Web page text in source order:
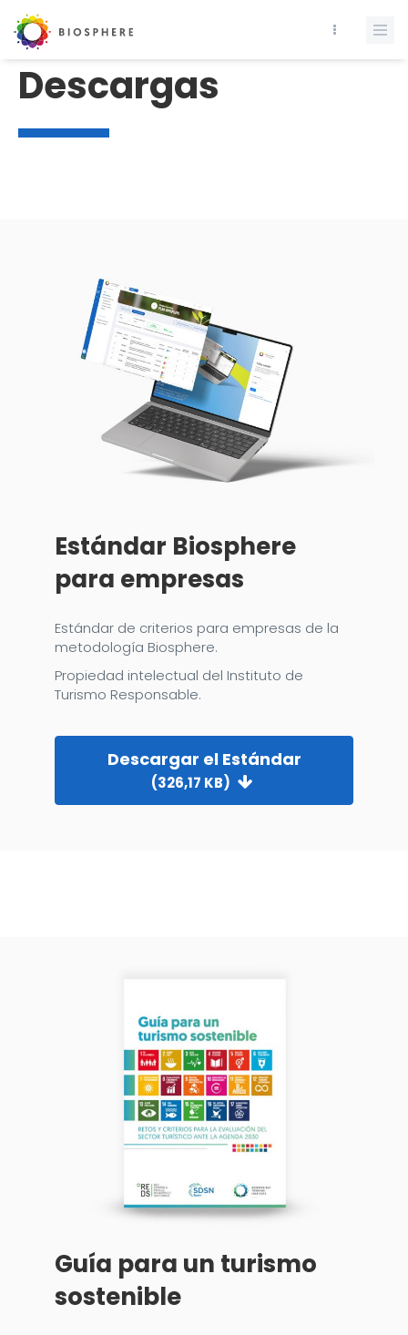
Descargas
Estándar Biosphere
para empresas
Estándar de criterios para empresas de la
metodología Biosphere.
Propiedad intelectual del Instituto de
Turismo Responsable.
Descargar el Estándar
(326,17 KB)
Guía para un turismo
sostenible